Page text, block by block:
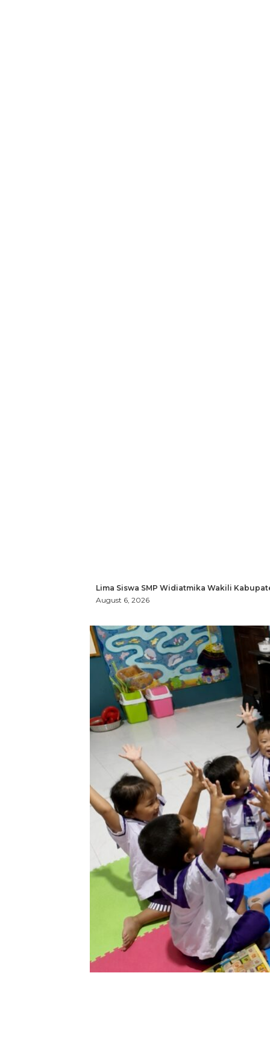
Lima Siswa SMP Widiatmika Wakili
August 6, 2026